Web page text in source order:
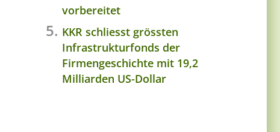
vorbereitet
KKR schliesst grössten
Infrastrukturfonds der
Firmengeschichte mit 19,2
Milliarden US-Dollar